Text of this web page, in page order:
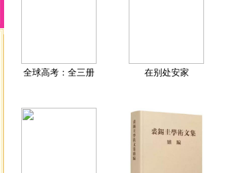
全球高考：全三册 在别处安家